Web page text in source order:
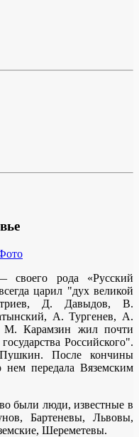
своего рода «Русский
царил "дух великой
Д. Давыдов, В.
А. Тургенев, А.
М. Карамзин жил почти
Российского".
После кончины
передала Вяземским
были люди, известные в
Бартеневы, Львовы,
Шереметевы.